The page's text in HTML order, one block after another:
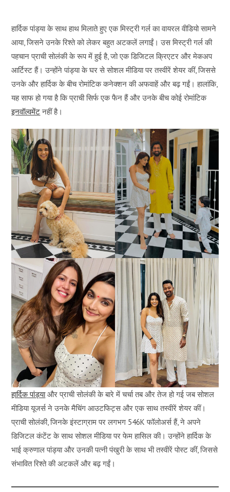
हार्दिक पांड्या के साथ हाथ मिलाते हुए एक मिस्ट्री गर्ल का वायरल वीडियो सामने
आया, जिसने उनके रिश्ते को लेकर बहुत अटकलें लगाईं। उस मिस्ट्री गर्ल की
पहचान प्राची सोलंकी के रूप में हुई है, जो एक डिजिटल क्रिएटर और मेकअप
आर्टिस्ट हैं। उन्होंने पांड्या के घर से सोशल मीडिया पर तस्वीरें शेयर कीं, जिससे
उनके और हार्दिक के बीच रोमांटिक कनेक्शन की अफवाहें और बढ़ गईं। हालांकि,
यह साफ हो गया है कि प्राची सिर्फ एक फैन हैं और उनके बीच कोई रोमांटिक
इनवॉल्वमेंटनहीं है।
हार्दिक पांड्याऔर प्राची सोलंकी के बारे में चर्चा तब और तेज हो गई जब सोशल
मीडिया यूजर्स ने उनके मैचिंग आउटफिट्स और एक साथ तस्वीरें शेयर कीं।
प्राची सोलंकी, जिनके इंस्टाग्राम पर लगभग 546K फॉलोअर्स हैं, ने अपने
डिजिटल कंटेंट के साथ सोशल मीडिया पर फेम हासिल की। उन्होंने हार्दिक के
भाई क्रुणाल पांड्या और उनकी पत्नी पंखुरी के साथ भी तस्वीरें पोस्ट कीं, जिससे
संभावित रिश्ते की अटकलें और बढ़ गईं।